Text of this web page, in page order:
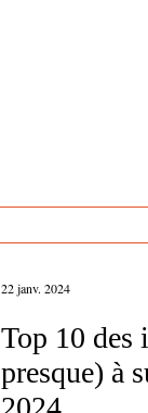
Top 10 des
presque) à
22 janv. 2024